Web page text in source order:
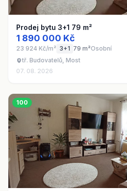
Prodej bytu 3+1 79 m²
1 890 000 Kč
23 924 Kč/m² 3+1 79 m²Osobní
tř. Budovatelů, Most
07. 08. 2026
100